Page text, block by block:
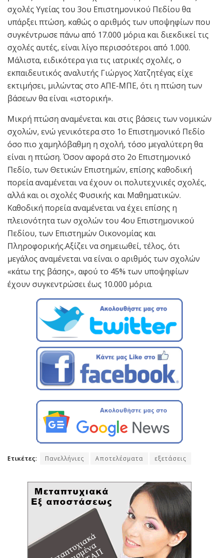
σχολές Υγείας του 3ου Επιστημονικού Πεδίου θα
υπάρξει πτώση, καθώς ο αριθμός των υποψηφίων που
συγκέντρωσε πάνω από 17.000 μόρια και διεκδικεί τις
σχολές αυτές, είναι λίγο περισσότεροι από 1.000.
Μάλιστα, ειδικότερα για τις ιατρικές σχολές, ο
εκπαιδευτικός αναλυτής Γιώργος Χατζητέγας είχε
εκτιμήσει, μιλώντας στο ΑΠΕ-ΜΠΕ, ότι η πτώση των
βάσεων θα είναι «ιστορική».
Μικρή πτώση αναμένεται και στις βάσεις των νομικών
σχολών, ενώ γενικότερα στο 1ο Επιστημονικό Πεδίο
όσο πιο χαμηλόβαθμη η σχολή, τόσο μεγαλύτερη θα
είναι η πτώση. Όσον αφορά στο 2ο Επιστημονικό
Πεδίο, των Θετικών Επιστημών, επίσης καθοδική
πορεία αναμένεται να έχουν οι πολυτεχνικές σχολές,
αλλά και οι σχολές Φυσικής και Μαθηματικών.
Καθοδική πορεία αναμένεται να έχει επίσης η
πλειονότητα των σχολών του 4ου Επιστημονικού
Πεδίου, των Επιστημών Οικονομίας και
Πληροφορικής.Αξίζει να σημειωθεί, τέλος, ότι
μεγάλος αναμένεται να είναι ο αριθμός των σχολών
«κάτω της βάσης», αφού το 45% των υποψηφίων
έχουν συγκεντρώσει έως 10.000 μόρια.
Ετικέτες: Πανελλήνιες Αποτελέσματα εξετάσεις